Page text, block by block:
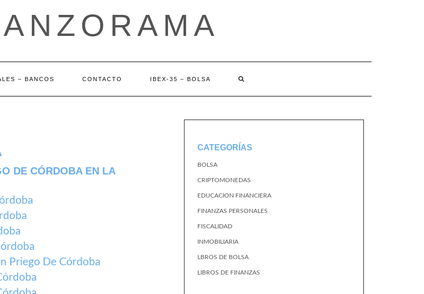
– BANCOS CONTACTO IBEX-35 – BOLSA
DE CÓRDOBA EN LA
Priego De Córdoba
CATEGORÍAS
BOLSA
CRIPTOMONEDAS
EDUCACION FINANCIERA
FINANZAS PERSONALES
FISCALIDAD
INMOBILIARIA
LBROS DE BOLSA
LIBROS DE FINANZAS